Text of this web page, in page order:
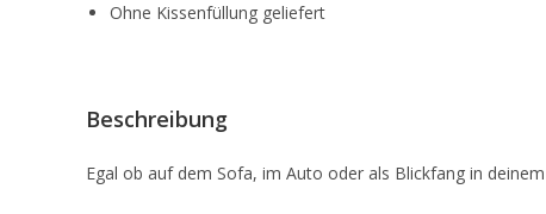
Ohne Kissenfüllung geliefert
Beschreibung
Egal ob auf dem Sofa, im Auto oder als Blickfang in